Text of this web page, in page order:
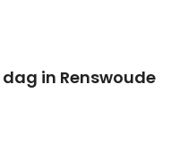
in Renswoude